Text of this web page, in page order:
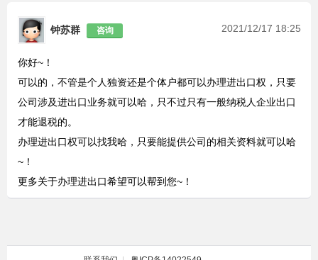
钟苏群 咨询 2021/12/17 18:25
你好~！
可以的，不管是个人独资还是个体户都可以办理进出口权，只要
公司涉及进出口业务就可以哈，只不过只有一般纳税人企业出口
才能退税的。
办理进出口权可以找我哈，只要能提供公司的相关资料就可以哈
~！
更多关于办理进出口希望可以帮到您~！